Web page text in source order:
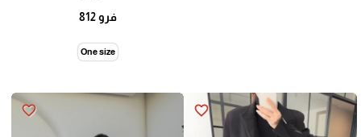
فرو 812
One size
favorite_border
favorite_border